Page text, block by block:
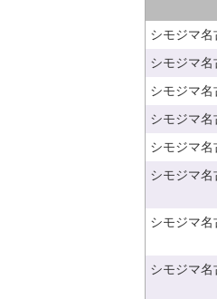
シモジマ名
シモジマ名
シモジマ名
シモジマ名
シモジマ名
シモジマ名
シモジマ名
シモジマ名